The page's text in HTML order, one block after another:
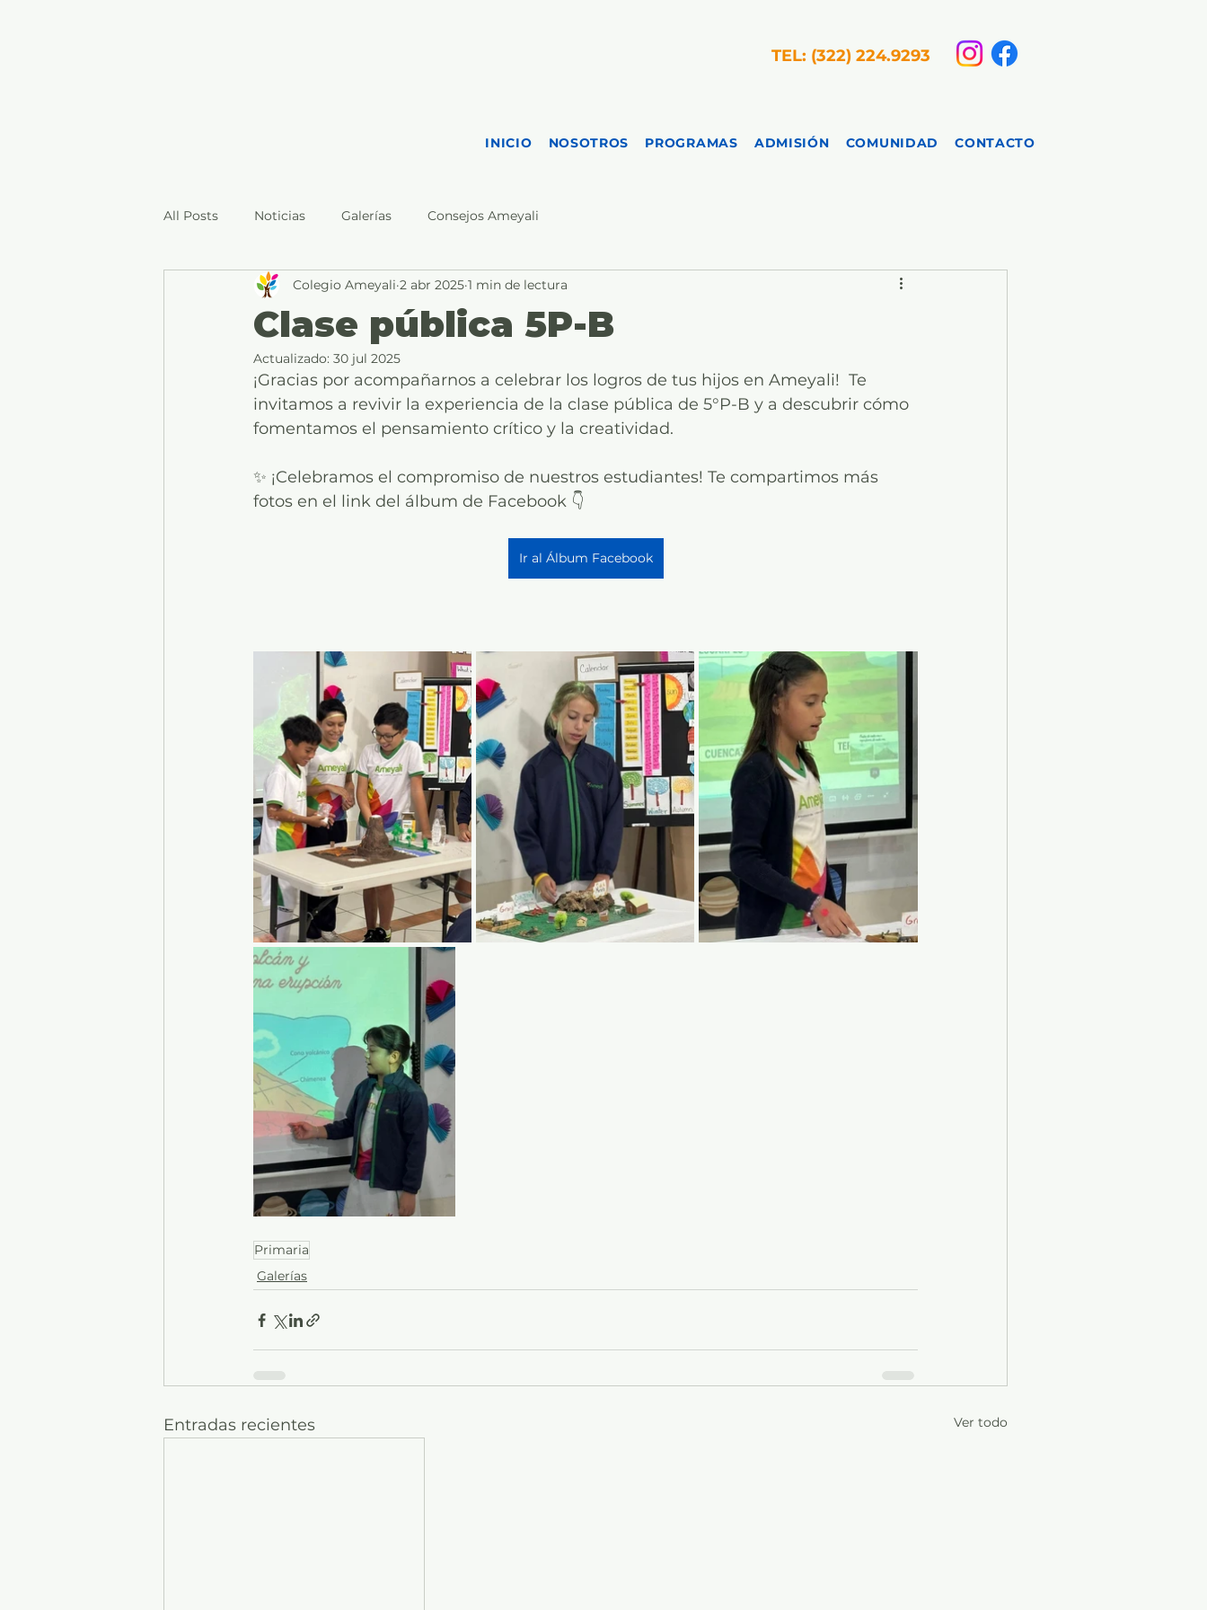
TEL: (322) 224.9293
INICIO NOSOTROS PROGRAMAS ADMISIÓN COMUNIDAD CONTACTO
All Posts Noticias Galerías Consejos Ameyali
Clase pública 5P-B
Colegio Ameyali 2 abr 2025 1 min de lectura
Actualizado: 30 jul 2025
¡Gracias por acompañarnos a celebrar los logros de tus hijos en Ameyali!  Te
invitamos a revivir la experiencia de la clase pública de 5°P-B y a descubrir cómo
fomentamos el pensamiento crítico y la creatividad.
✨ ¡Celebramos el compromiso de nuestros estudiantes! Te compartimos más
fotos en el link del álbum de Facebook 👇
Ir al Álbum Facebook
Primaria
Galerías
Entradas recientes Ver todo